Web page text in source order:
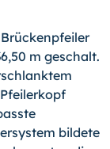
m geschalt.
bildete